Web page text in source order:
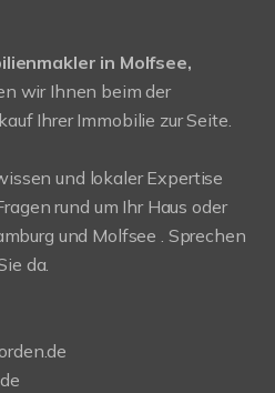
in Molfsee,
wir Ihnen beim der
Ihrer Immobilie zur Seite.
und lokaler Expertise
rund um Ihr Haus oder
und Molfsee . Sprechen
da.